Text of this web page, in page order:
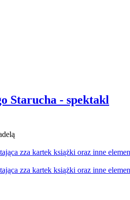
Starucha - spektakl